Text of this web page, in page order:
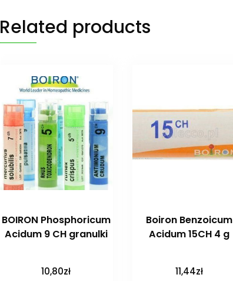
Related products
BOIRON Phosphoricum
Acidum 9 CH granulki
10,80zł
Boiron Benzoicum
Acidum 15CH 4 g
11,44zł